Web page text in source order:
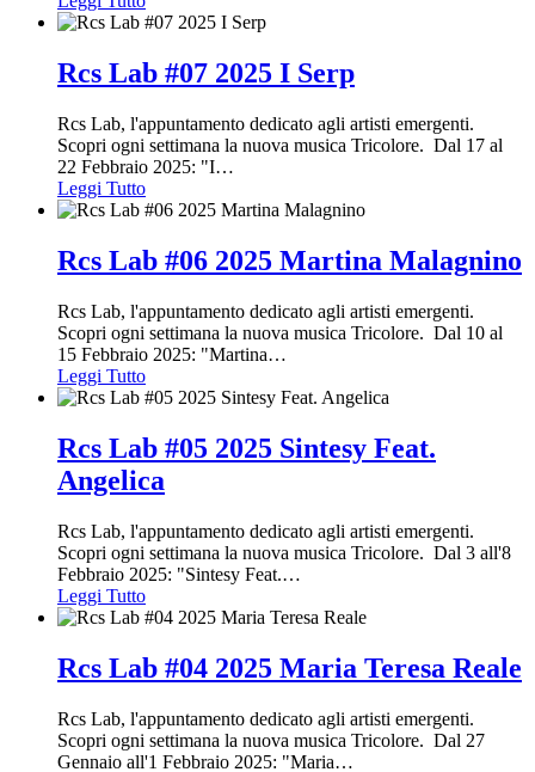
Rcs Lab #07 2025 I Serp
Rcs Lab, l'appuntamento dedicato agli artisti emergenti.
Scopri ogni settimana la nuova musica Tricolore. Dal 17 al
22 Febbraio 2025: "I…
Leggi Tutto
Rcs Lab #06 2025 Martina Malagnino
Rcs Lab, l'appuntamento dedicato agli artisti emergenti.
Scopri ogni settimana la nuova musica Tricolore. Dal 10 al
15 Febbraio 2025: "Martina…
Leggi Tutto
Rcs Lab #05 2025 Sintesy Feat.
Angelica
Rcs Lab, l'appuntamento dedicato agli artisti emergenti.
Scopri ogni settimana la nuova musica Tricolore. Dal 3 all'8
Febbraio 2025: "Sintesy Feat.…
Leggi Tutto
Rcs Lab #04 2025 Maria Teresa Reale
Rcs Lab, l'appuntamento dedicato agli artisti emergenti.
Scopri ogni settimana la nuova musica Tricolore. Dal 27
Gennaio all'1 Febbraio 2025: "Maria…